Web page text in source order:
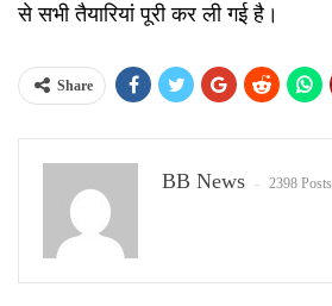
से सभी तैयारियां पूरी कर ली गई है।
Share
BB News 2398 Posts